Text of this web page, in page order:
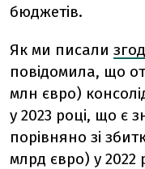
бюджетів.
Як ми писали
повідомила, що
млн євро)
у 2023 році, що є
порівняно зі
млрд євро) у 2022